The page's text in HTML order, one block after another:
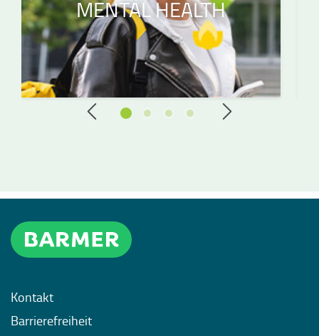
MENTAL HEALTH
Kontakt
Barrierefreiheit